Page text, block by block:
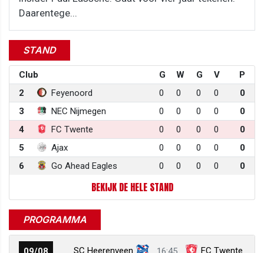
Daarentege...
STAND
Club G W G V
P
2
Feyenoord 0 0 0 0
0
3
NEC Nijmegen 0 0 0 0
0
4
FC Twente 0 0 0 0
0
5
Ajax 0 0 0 0
0
6
Go Ahead Eagles 0 0 0 0 0
BEKIJK DE HELE STAND
PROGRAMMA
SC Heerenveen FC Twente